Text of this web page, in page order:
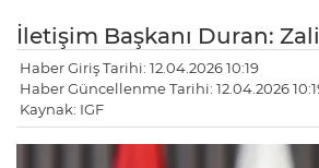
İletişim Başkanı Duran:
Haber Giriş Tarihi: 12.04.2026 10:19
Haber Güncellenme Tarihi: 12.04.2026
Kaynak: IGF